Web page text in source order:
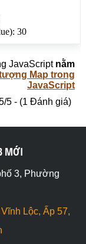
JavaScript nằm
Map trong
JavaScript
5 - (1 Đánh giá)
MỚI
3, Phường
Lộc, Ấp 57,